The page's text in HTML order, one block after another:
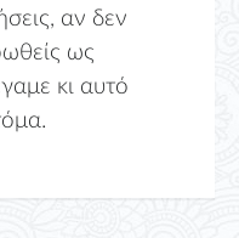
αν δεν
ως
κι αυτό